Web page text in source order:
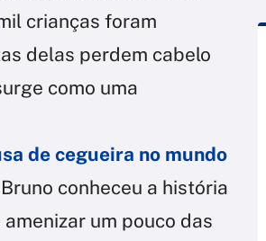
crianças foram
delas perdem cabelo
como uma
de cegueira no mundo
conheceu a história
um pouco das